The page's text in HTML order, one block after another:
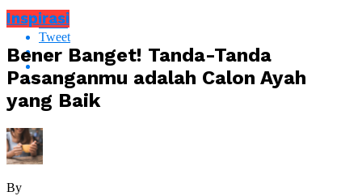
Share
Tweet
Inspirasi
Bener Banget! Tanda-Tanda
Pasanganmu adalah Calon Ayah
yang Baik
By